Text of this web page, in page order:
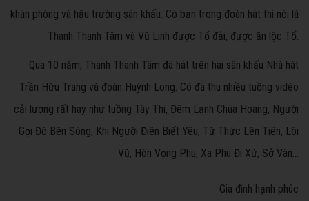
khán phòng và hậu trường sân khấu. Có bạn trong đoàn hát thì nói là
Thanh Thanh Tâm và Vũ Linh được Tổ đải, được ăn lộc Tổ.
Qua 10 năm, Thanh Thanh Tâm đã hát trên hai sân khấu Nhà hát
Trần Hữu Trang và đoàn Huỳnh Long. Cô đã thu nhiều tuồng vidéo
cải lương rất hay như tuồng Tây Thi, Đêm Lạnh Chùa Hoang, Người
Gọi Đò Bên Sông, Khi Người Điên Biết Yêu, Từ Thức Lên Tiên, Lôi
Vũ, Hòn Vọng Phu, Xa Phu Đi Xứ, Sở Vân…
Gia đình hạnh phúc